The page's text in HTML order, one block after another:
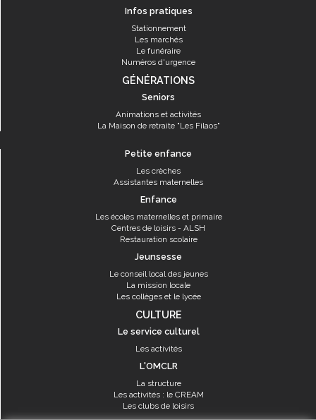
Infos pratiques
Stationnement
Les marchés
Le funéraire
Numéros d'urgence
GÉNÉRATIONS
Seniors
Animations et activités
La Maison de retraite "Les Filaos"
Petite enfance
Les crèches
Assistantes maternelles
Enfance
Les écoles maternelles et primaire
Centres de loisirs - ALSH
Restauration scolaire
Jeunsesse
Le conseil local des jeunes
La mission locale
Les collèges et le lycée
CULTURE
Le service culturel
Les activités
L'OMCLR
La structure
Les activités : le CREAM
Les clubs de loisirs